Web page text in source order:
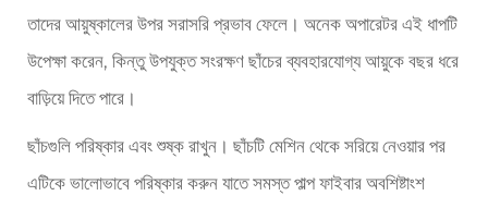
তাদের আয়ুষ্কালের উপর সরাসরি প্রভাব ফেলে। অনেক অপারেটর এই ধাপটি
উপেক্ষা করেন, কিন্তু উপযুক্ত সংরক্ষণ ছাঁচের ব্যবহারযোগ্য আয়ুকে বছর ধরে
বাড়িয়ে দিতে পারে।
ছাঁচগুলি পরিষ্কার এবং শুষ্ক রাখুন। ছাঁচটি মেশিন থেকে সরিয়ে নেওয়ার পর
এটিকে ভালোভাবে পরিষ্কার করুন যাতে সমস্ত পাল্প ফাইবার অবশিষ্টাংশ